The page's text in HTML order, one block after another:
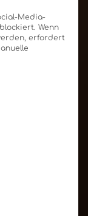
Media-
Wenn
erfordert